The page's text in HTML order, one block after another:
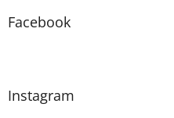
Facebook
Instagram